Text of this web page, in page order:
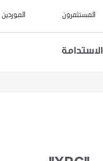
المستثمرون الموردين
الاستدامة